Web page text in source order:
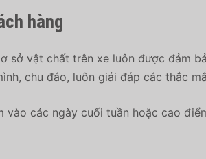
hàng
sở vật chất trên xe luôn được đảm
chu đáo, luôn giải đáp các thắc
các ngày cuối tuần hoặc cao